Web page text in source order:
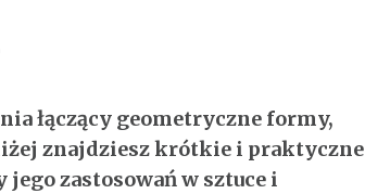
łączący geometryczne formy,
znajdziesz krótkie i praktyczne
zastosowań w sztuce i